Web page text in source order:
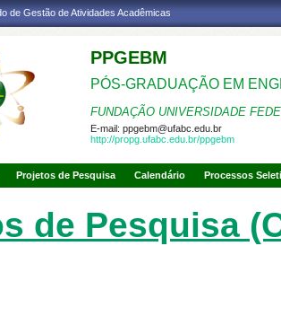
de Gestão de Atividades Acadêmicas
PPGEBM
PÓS-GRADUAÇÃO EM
FUNDAÇÃO UNIVERSIDADE
E-mail: ppgebm@ufabc.edu.br
http://propg.ufabc.edu.br/ppgebm
Projetos de Pesquisa Calendário Processos
de Pesquisa